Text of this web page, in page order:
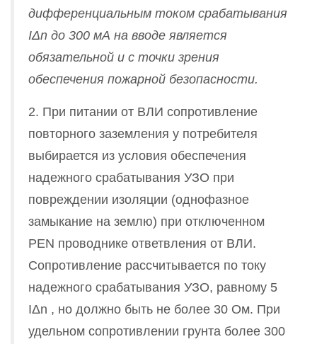
дифференциальным током срабатывания
IΔn до 300 мА на вводе является
обязательной и с точки зрения
обеспечения пожарной безопасности.
2. При питании от ВЛИ сопротивление
повторного заземления у потребителя
выбирается из условия обеспечения
надежного срабатывания УЗО при
повреждении изоляции (однофазное
замыкание на землю) при отключенном
PEN проводнике ответвления от ВЛИ.
Сопротивление рассчитывается по току
надежного срабатывания УЗО, равному 5
IΔn , но должно быть не более 30 Ом. При
удельном сопротивлении грунта более 300